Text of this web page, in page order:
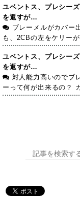
ユベントス、プレシー
を返すが…
ブレーメルがカバー
も、2CBの左をケリー
ユベントス、プレシー
を返すが…
対人能力高いのでブ
ーって何が出来るの？